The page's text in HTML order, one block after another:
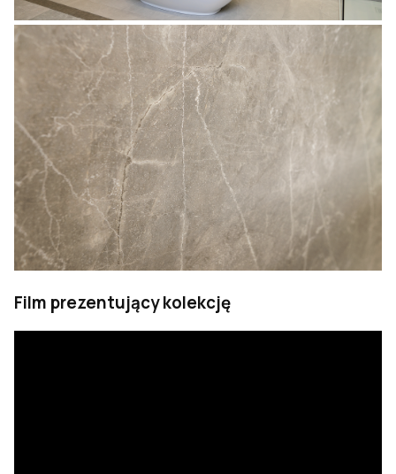
Film prezentujący kolekcję